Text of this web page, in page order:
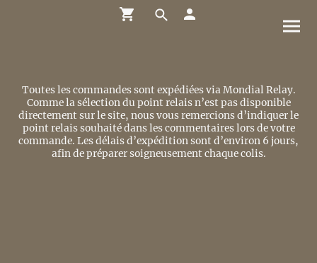
Toutes les commandes sont expédiées via Mondial Relay.
Comme la sélection du point relais n’est pas disponible
directement sur le site, nous vous remercions d’indiquer le
point relais souhaité dans les commentaires lors de votre
commande. Les délais d’expédition sont d’environ 6 jours,
afin de préparer soigneusement chaque colis.